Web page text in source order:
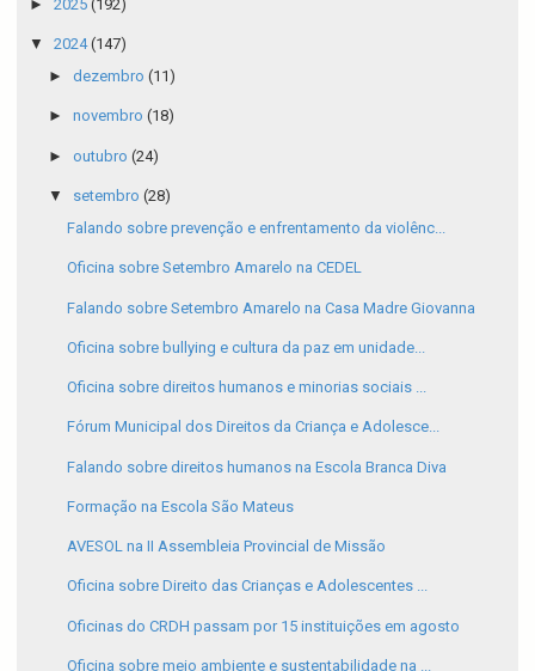
► 2025 (192)
▼ 2024(147)
► dezembro (11)
► novembro (18)
► outubro (24)
▼ setembro (28)
Falando sobre prevenção e enfrentamento da violênc...
Oficina sobre Setembro Amarelo na CEDEL
Falando sobre Setembro Amarelo na Casa Madre Giovanna
Oficina sobre bullying e cultura da paz em unidade...
Oficina sobre direitos humanos e minorias sociais ...
Fórum Municipal dos Direitos da Criança e Adolesce...
Falando sobre direitos humanos na Escola Branca Diva
Formação na Escola São Mateus
AVESOL na II Assembleia Provincial de Missão
Oficina sobre Direito das Crianças e Adolescentes ...
Oficinas do CRDH passam por 15 instituições em agosto
Oficina sobre meio ambiente e sustentabilidade na ...